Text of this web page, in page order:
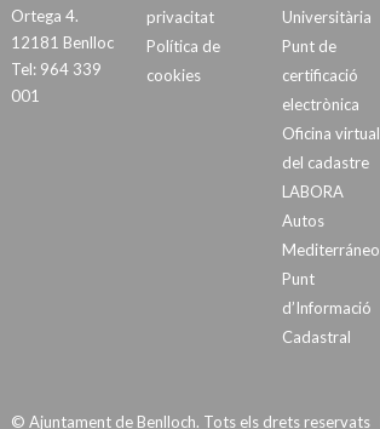
Ortega 4.
12181 Benlloc
Tel: 964 339
001
privacitat
Política de
cookies
Universitària
Punt de
certificació
electrònica
Oficina virtual
del cadastre
LABORA
Autos
Mediterráneo
Punt
d’Informació
Cadastral
© Ajuntament de Benlloch. Tots els drets reservats